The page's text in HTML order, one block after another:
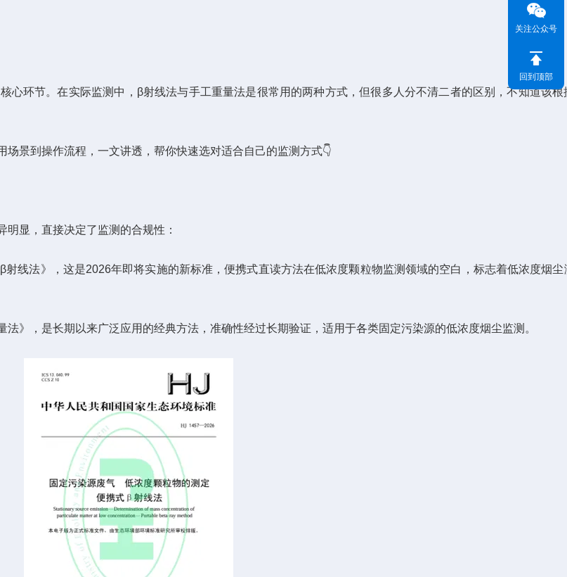
环节。在实际监测中，β射线法与手工重量法是很常用的两种方式，但很多人分不清二者的区别，不知道该根
景到操作流程，一文讲透，帮你快速选对适合自己的监测方式👇
显，直接决定了监测的合规性：
法》，这是2026年即将实施的新标准，便携式直读方法在低浓度颗粒物监测领域的空白，标志着低浓度烟尘
，是长期以来广泛应用的经典方法，准确性经过长期验证，适用于各类固定污染源的低浓度烟尘监测。
关注公众号
回到顶部